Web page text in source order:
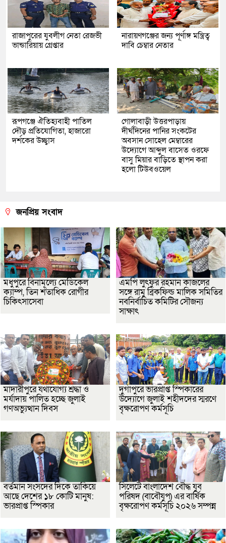
রাজাপুরের যুবলীগ নেতা রেজভী
ভান্ডারিয়ায় গ্রেপ্তার
নারায়ণগঞ্জের জন্য পূর্ণাঙ্গ মন্ত্রিত্ব
দাবি চেম্বার নেতার
রূপগঞ্জে ঐতিহ্যবাহী পাতিল
দৌড় প্রতিযোগিতা, হাজারো
দর্শকের উচ্ছ্বাস
গোলাবাড়ী উত্তরপাড়ায়
দীর্ঘদিনের পানির সংকটের
অবসান সোহেল মেম্বারের
উদ্যোগে আব্দুল বাসেত ওরফে
বাসু মিয়ার বাড়িতে স্থাপন করা
হলো টিউবওয়েল
জনপ্রিয় সংবাদ
মধুপুরে বিনামূল্যে মেডিকেল
ক্যাম্প, তিন শতাধিক রোগীর
চিকিৎসাসেবা
এমপি লুৎফুর রহমান কাজলের
সঙ্গে রামু ব্রিকফিল্ড মালিক সমিতির
নবনির্বাচিত কমিটির সৌজন্য
সাক্ষাৎ
মাদারীপুরে যথাযোগ্য শ্রদ্ধা ও
মর্যাদায় পালিত হচ্ছে জুলাই
গণঅভ্যুত্থান দিবস
দুর্গাপুরে ভারপ্রাপ্ত স্পিকারের
উদ্যোগে জুলাই শহীদদের স্মরণে
বৃক্ষরোপণ কর্মসূচি
বর্তমান সংসদের দিকে তাকিয়ে
আছে দেশের ১৮ কোটি মানুষ:
ভারপ্রাপ্ত স্পিকার
সিলেটে বাংলাদেশ বৌদ্ধ যুব
পরিষদ (বাবৌযুপ) এর বার্ষিক
বৃক্ষরোপণ কর্মসূচি ২০২৬ সম্পন্ন